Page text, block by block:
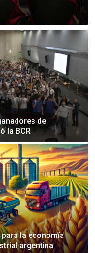
de
la BCR
para la economía
argentina